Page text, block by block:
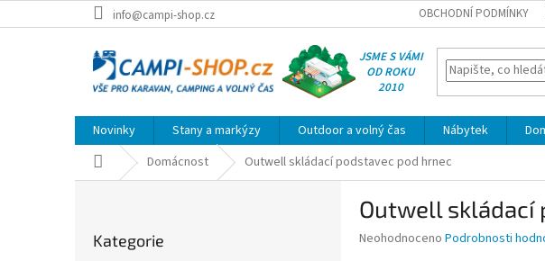
na
info@campi-shop.cz OBCHODNÍ PODMÍNKY
JSME S VÁMI
OD ROKU
2010
Novinky Stany a markýzy Outdoor a volný čas Nábytek
Domů Domácnost Outwell skládací podstavec pod hrnec
kategorie
Kategorie
Outwell skládací
Průměrné
Neohodnoceno Podrobnosti